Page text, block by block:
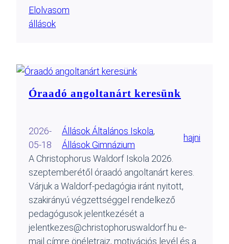
Elolvasom
állások
Óraadó angoltanárt keresünk
2026-
05-18
Állások Általános Iskola
Állások Gimnázium
hajni
A Christophorus Waldorf Iskola 2026.
szeptemberétől óraadó angoltanárt keres.
Várjuk a Waldorf-pedagógia iránt nyitott,
szakirányú végzettséggel rendelkező
pedagógusok jelentkezését a
jelentkezes@christophoruswaldorf.hu e-
mail címre önéletrajz, motivációs levél és a